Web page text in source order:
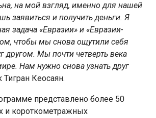
на мой взгляд, именно для нашей
заявиться и получить деньги. Я
задача «Евразии» и «Евразии-
чтобы мы снова ощутили себя
другом. Мы почти четверть века
Нам нужно снова узнать друг
Тигран Кеосаян.
представлено более 50
и короткометражных